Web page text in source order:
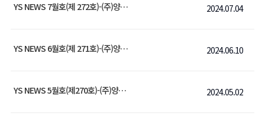
YS NEWS 7월호(제 272호)-(주)양수금속 2024.07.04
YS NEWS 6월호(제 271호)-(주)양수금속 2024.06.10
YS NEWS 5월호(제270호)-(주)양수금속 2024.05.02